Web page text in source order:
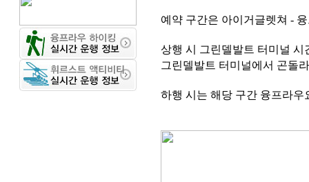
예약 구간은 아이거글렛쳐 -
상행 시 그린델발트 터미널
그린델발트 터미널에서 곤돌
하행 시는 해당 구간 융프라